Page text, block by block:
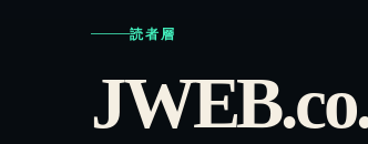
読者層